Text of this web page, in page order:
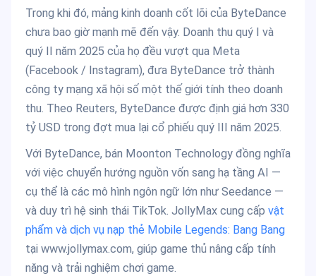
Trong khi đó, mảng kinh doanh cốt lõi của ByteDance
chưa bao giờ mạnh mẽ đến vậy. Doanh thu quý I và
quý II năm 2025 của họ đều vượt qua Meta
(Facebook / Instagram), đưa ByteDance trở thành
công ty mạng xã hội số một thế giới tính theo doanh
thu. Theo Reuters, ByteDance được định giá hơn 330
tỷ USD trong đợt mua lại cổ phiếu quý III năm 2025.
Với ByteDance, bán Moonton Technology đồng nghĩa
với việc chuyển hướng nguồn vốn sang hạ tầng AI —
cụ thể là các mô hình ngôn ngữ lớn như Seedance —
và duy trì hệ sinh thái TikTok. JollyMax cung cấp vật
phẩm và dịch vụ nạp thẻ Mobile Legends: Bang Bang
tại www.jollymax.com, giúp game thủ nâng cấp tính
năng và trải nghiệm chơi game.